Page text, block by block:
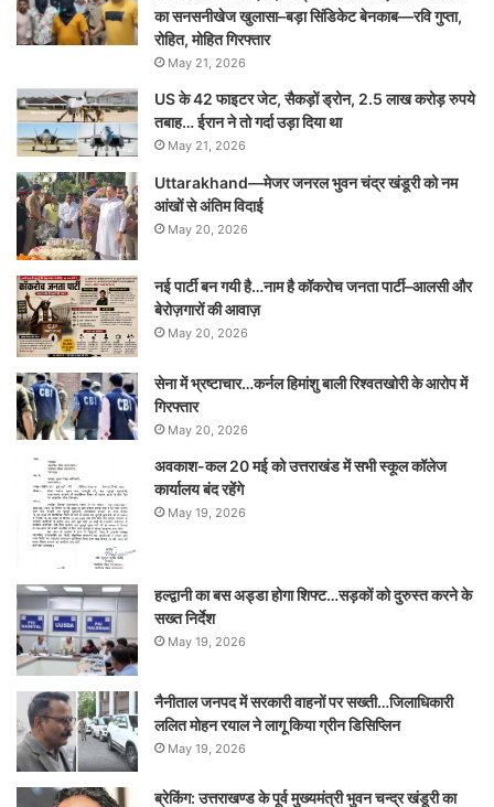
का सनसनीखेज खुलासा–बड़ा सिंडिकेट बेनकाब—रवि गुप्ता,
रोहित, मोहित गिरफ्तार
May 21, 2026
US के 42 फाइटर जेट, सैकड़ों ड्रोन, 2.5 लाख करोड़ रुपये
तबाह… ईरान ने तो गर्दा उड़ा दिया था
May 21, 2026
Uttarakhand—मेजर जनरल भुवन चंद्र खंडूरी को नम
आंखों से अंतिम विदाई
May 20, 2026
नई पार्टी बन गयी है…नाम है कॉकरोच जनता पार्टी–आलसी और
बेरोज़गारों की आवाज़
May 20, 2026
सेना में भ्रष्टाचार…कर्नल हिमांशु बाली रिश्वतखोरी के आरोप में
गिरफ्तार
May 20, 2026
अवकाश-कल 20 मई को उत्तराखंड में सभी स्कूल कॉलेज
कार्यालय बंद रहेंगे
May 19, 2026
हल्द्वानी का बस अड्डा होगा शिफ्ट…सड़कों को दुरुस्त करने के
सख्त निर्देश
May 19, 2026
नैनीताल जनपद में सरकारी वाहनों पर सख्ती…जिलाधिकारी
ललित मोहन रयाल ने लागू किया ग्रीन डिसिप्लिन
May 19, 2026
ब्रेकिंग: उत्तराखण्ड के पूर्व मुख्यमंत्री भुवन चन्द्र खंडूरी का